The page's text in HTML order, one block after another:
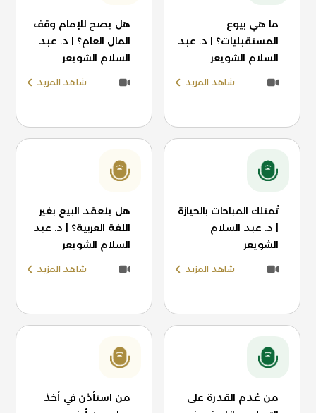
ما هي بيوع
المستقبليات؟ | د. عبد
السلام الشويعر
شاهد المزيد
هل يصح للإمام وقف
المال العام؟ | د. عبد
السلام الشويعر
شاهد المزيد
تُمتلك المباحات بالحيازة
| د. عبد السلام
الشويعر
شاهد المزيد
هل ينعقد البيع بغير
اللغة العربية؟ | د. عبد
السلام الشويعر
شاهد المزيد
من عُدم القدرة على
من استأذن في أخذ